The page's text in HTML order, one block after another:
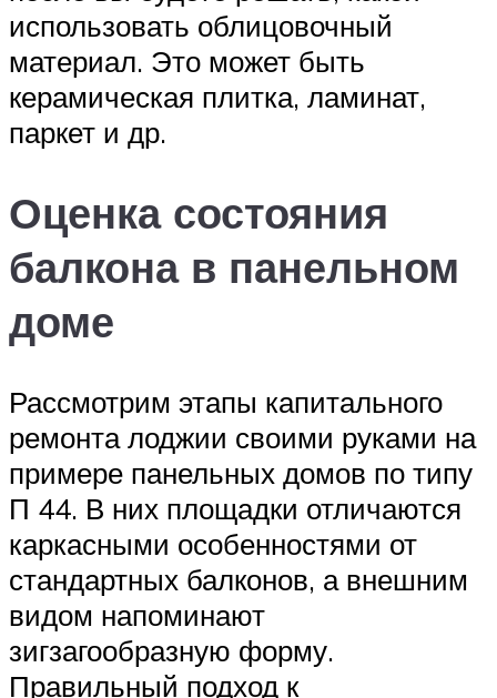
использовать облицовочный
материал. Это может быть
керамическая плитка, ламинат,
паркет и др.
Оценка состояния
балкона в панельном
доме
Рассмотрим этапы капитального
ремонта лоджии своими руками на
примере панельных домов по типу
П 44. В них площадки отличаются
каркасными особенностями от
стандартных балконов, а внешним
видом напоминают
зигзагообразную форму.
Правильный подход к